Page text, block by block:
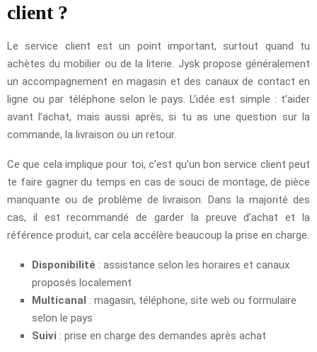
client ?
Le service client est un point important, surtout quand tu
achètes du mobilier ou de la literie. Jysk propose généralement
un accompagnement en magasin et des canaux de contact en
ligne ou par téléphone selon le pays. L’idée est simple : t’aider
avant l’achat, mais aussi après, si tu as une question sur la
commande, la livraison ou un retour.
Ce que cela implique pour toi, c’est qu’un bon service client peut
te faire gagner du temps en cas de souci de montage, de pièce
manquante ou de problème de livraison. Dans la majorité des
cas, il est recommandé de garder la preuve d’achat et la
référence produit, car cela accélère beaucoup la prise en charge.
Disponibilité : assistance selon les horaires et canaux
proposés localement
Multicanal : magasin, téléphone, site web ou formulaire
selon le pays
Suivi : prise en charge des demandes après achat